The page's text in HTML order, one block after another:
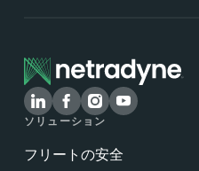
ソリューション
フリートの安全